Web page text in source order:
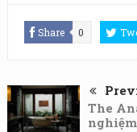
Share 0
The
nghiệm